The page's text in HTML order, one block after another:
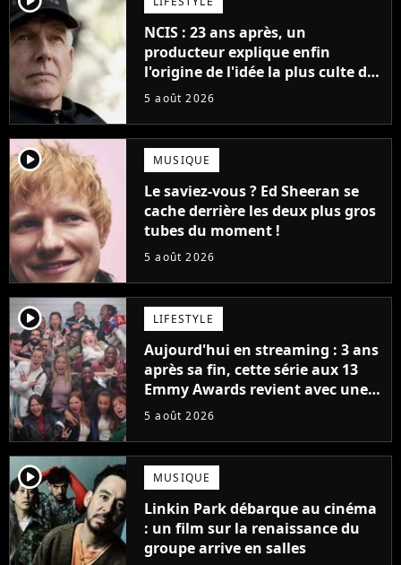
NCIS : 23 ans après, un
producteur explique enfin
l'origine de l'idée la plus culte de
la série (et on ne parle pas du
5 août 2026
player2 MUSIQUE
Le saviez-vous ? Ed Sheeran se
cache derrière les deux plus gros
tubes du moment !
5 août 2026
player2 LIFESTYLE
Aujourd'hui en streaming : 3 ans
après sa fin, cette série aux 13
Emmy Awards revient avec une
suite... totalement différente
5 août 2026
player2 MUSIQUE
Linkin Park débarque au cinéma
: un film sur la renaissance du
groupe arrive en salles